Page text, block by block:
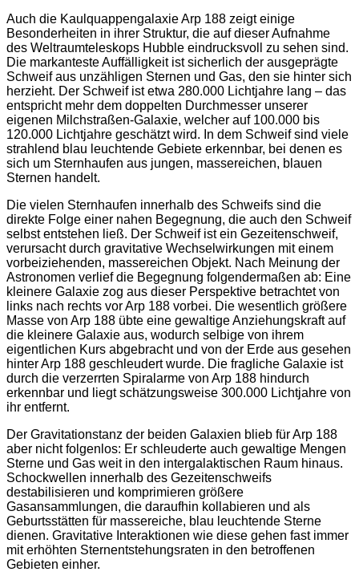
Auch die Kaulquappengalaxie Arp 188 zeigt einige
Besonderheiten in ihrer Struktur, die auf dieser Aufnahme
des Weltraumteleskops Hubble eindrucksvoll zu sehen sind.
Die markanteste Auffälligkeit ist sicherlich der ausgeprägte
Schweif aus unzähligen Sternen und Gas, den sie hinter sich
herzieht. Der Schweif ist etwa 280.000 Lichtjahre lang – das
entspricht mehr dem doppelten Durchmesser unserer
eigenen Milchstraßen-Galaxie, welcher auf 100.000 bis
120.000 Lichtjahre geschätzt wird. In dem Schweif sind viele
strahlend blau leuchtende Gebiete erkennbar, bei denen es
sich um Sternhaufen aus jungen, massereichen, blauen
Sternen handelt.
Die vielen Sternhaufen innerhalb des Schweifs sind die
direkte Folge einer nahen Begegnung, die auch den Schweif
selbst entstehen ließ. Der Schweif ist ein Gezeitenschweif,
verursacht durch gravitative Wechselwirkungen mit einem
vorbeiziehenden, massereichen Objekt. Nach Meinung der
Astronomen verlief die Begegnung folgendermaßen ab: Eine
kleinere Galaxie zog aus dieser Perspektive betrachtet von
links nach rechts vor Arp 188 vorbei. Die wesentlich größere
Masse von Arp 188 übte eine gewaltige Anziehungskraft auf
die kleinere Galaxie aus, wodurch selbige von ihrem
eigentlichen Kurs abgebracht und von der Erde aus gesehen
hinter Arp 188 geschleudert wurde. Die fragliche Galaxie ist
durch die verzerrten Spiralarme von Arp 188 hindurch
erkennbar und liegt schätzungsweise 300.000 Lichtjahre von
ihr entfernt.
Der Gravitationstanz der beiden Galaxien blieb für Arp 188
aber nicht folgenlos: Er schleuderte auch gewaltige Mengen
Sterne und Gas weit in den intergalaktischen Raum hinaus.
Schockwellen innerhalb des Gezeitenschweifs
destabilisieren und komprimieren größere
Gasansammlungen, die daraufhin kollabieren und als
Geburtsstätten für massereiche, blau leuchtende Sterne
dienen. Gravitative Interaktionen wie diese gehen fast immer
mit erhöhten Sternentstehungsraten in den betroffenen
Gebieten einher.